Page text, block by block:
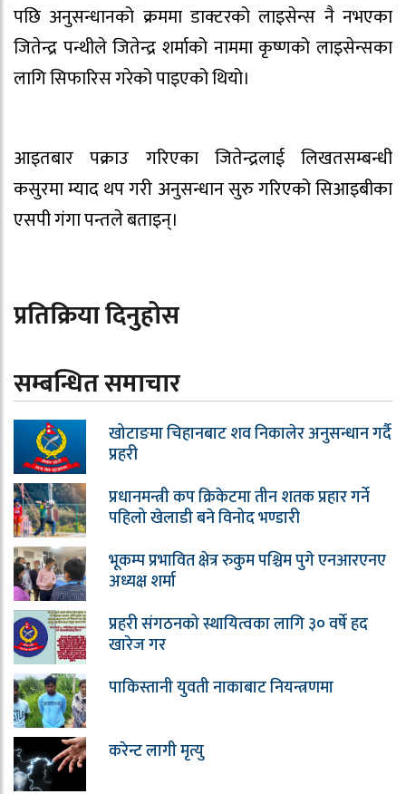
पछि अनुसन्धानको क्रममा डाक्टरको लाइसेन्स नै नभएका
जितेन्द्र पन्थीले जितेन्द्र शर्माको नाममा कृष्णको लाइसेन्सका
लागि सिफारिस गरेको पाइएको थियो।
आइतबार पक्राउ गरिएका जितेन्द्रलाई लिखतसम्बन्धी
कसुरमा म्याद थप गरी अनुसन्धान सुरु गरिएको सिआइबीका
एसपी गंगा पन्तले बताइन्।
प्रतिक्रिया दिनुहोस
सम्बन्धित समाचार
खोटाङमा चिहानबाट शव निकालेर अनुसन्धान गर्दै
प्रहरी
प्रधानमन्त्री कप क्रिकेटमा तीन शतक प्रहार गर्ने
पहिलो खेलाडी बने विनोद भण्डारी
भूकम्प प्रभावित क्षेत्र रुकुम पश्चिम पुगे एनआरएनए
अध्यक्ष शर्मा
प्रहरी संगठनको स्थायित्वका लागि ३० वर्षे हद
खारेज गर
पाकिस्तानी युवती नाकाबाट नियन्त्रणमा
करेन्ट लागी मृत्यु